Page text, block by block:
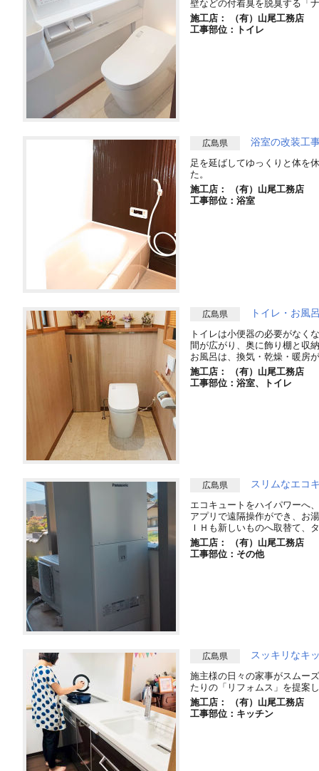
壁などの付着臭を脱臭する「
施工店： （有）山尾工務店
工事部位：トイレ
広島県 浴室の改装工
足を延ばしてゆっくりと体を
た。
施工店： （有）山尾工務店
工事部位：浴室
広島県 トイレ・お風
トイレは小便器の必要がなく
間が広がり、奥に飾り棚と収
お風呂は、換気・乾燥・暖房
施工店： （有）山尾工務店
工事部位：浴室、トイレ
広島県 スリムなエコ
エコキュートをハイパワーへ
アプリで遠隔操作ができ、お
ＩＨも新しいものへ取替て、
施工店： （有）山尾工務店
工事部位：その他
広島県 スッキリなキ
施主様の日々の家事がスムー
たりの「リフォムス」を提案
施工店： （有）山尾工務店
工事部位：キッチン